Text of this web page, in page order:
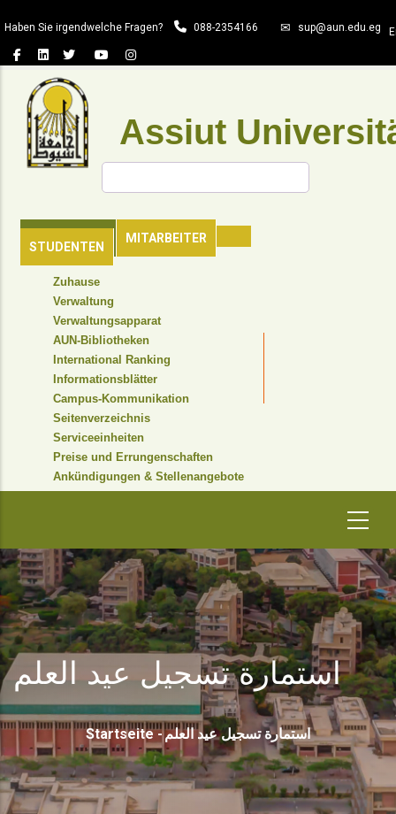
zum
Inhalt
Haben Sie irgendwelche Fragen? 088-2354166 sup@aun.edu.eg
Assiut
MITARBEITER
STUDENTEN
Suche
HEADER
NAVIGATION
Zuhause
Verwaltung
Verwaltungsapparat
AUN-Bibliotheken
International Ranking
Informationsblätter
Campus-Kommunikation
Seitenverzeichnis
Serviceeinheiten
Preise und Errungenschaften
Ankündigungen & Stellenangebote
استمارة تسجيل عيد العلم
Pfadnavigation
Startseite -استمارة تسجيل عيد العلم